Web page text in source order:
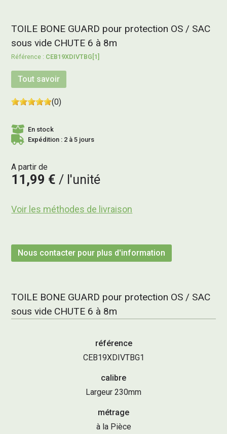
TOILE BONE GUARD pour protection OS / SAC
sous vide CHUTE 6 à 8m
CEB19XDIVTBG[1]
Tout savoir
(0)
En stock
Expédition : 2 à 5 jours
A partir de
11,99 € l'unité
Voir les méthodes de livraison
Nous contacter pour plus d'information
TOILE BONE GUARD pour protection OS / SAC
sous vide CHUTE 6 à 8m
référence
CEB19XDIVTBG1
calibre
Largeur 230mm
métrage
à la Pièce